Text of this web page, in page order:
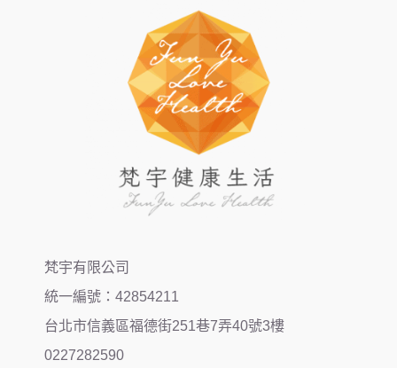
梵宇有限公司
統一編號：42854211
台北市信義區福德街251巷7弄40號3樓
0227282590